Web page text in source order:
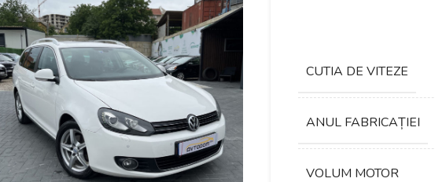
СUTIA DE VITEZE
ANUL FABRICAȚIEI
VOLUM MOTOR